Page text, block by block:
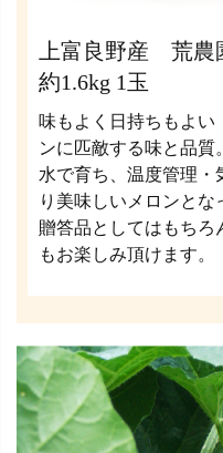
上富良野産 荒農
約1.6kg 1玉
味もよく日持ちもよい
ンに匹敵する味と品質
水で育ち、温度管理・
り美味しいメロンとな
贈答品としてはもちろ
もお楽しみ頂けます。